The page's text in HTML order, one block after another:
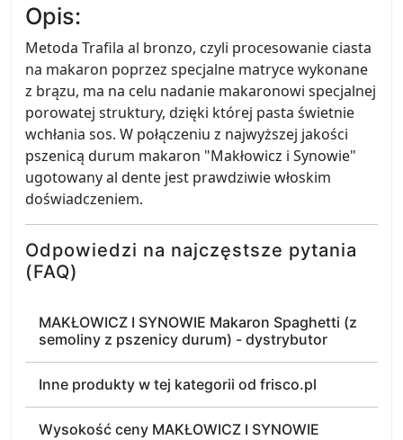
Opis:
Metoda Trafila al bronzo, czyli procesowanie ciasta
na makaron poprzez specjalne matryce wykonane
z brązu, ma na celu nadanie makaronowi specjalnej
porowatej struktury, dzięki której pasta świetnie
wchłania sos. W połączeniu z najwyższej jakości
pszenicą durum makaron "Makłowicz i Synowie"
ugotowany al dente jest prawdziwie włoskim
doświadczeniem.
Odpowiedzi na najczęstsze pytania
(FAQ)
MAKŁOWICZ I SYNOWIE Makaron Spaghetti (z
semoliny z pszenicy durum) - dystrybutor
Inne produkty w tej kategorii od frisco.pl
Wysokość ceny MAKŁOWICZ I SYNOWIE